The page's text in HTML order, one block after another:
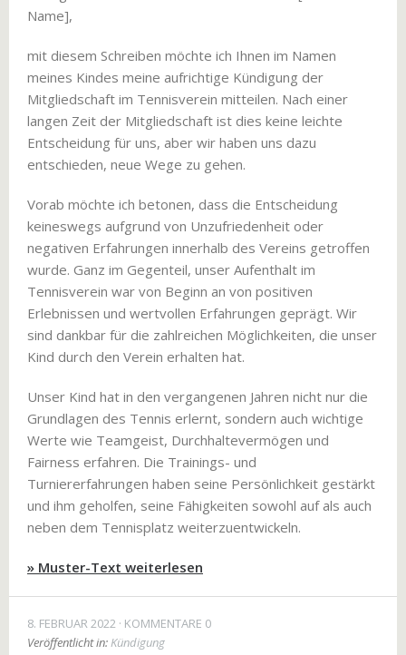
Name],
mit diesem Schreiben möchte ich Ihnen im Namen
meines Kindes meine aufrichtige Kündigung der
Mitgliedschaft im Tennisverein mitteilen. Nach einer
langen Zeit der Mitgliedschaft ist dies keine leichte
Entscheidung für uns, aber wir haben uns dazu
entschieden, neue Wege zu gehen.
Vorab möchte ich betonen, dass die Entscheidung
keineswegs aufgrund von Unzufriedenheit oder
negativen Erfahrungen innerhalb des Vereins getroffen
wurde. Ganz im Gegenteil, unser Aufenthalt im
Tennisverein war von Beginn an von positiven
Erlebnissen und wertvollen Erfahrungen geprägt. Wir
sind dankbar für die zahlreichen Möglichkeiten, die unser
Kind durch den Verein erhalten hat.
Unser Kind hat in den vergangenen Jahren nicht nur die
Grundlagen des Tennis erlernt, sondern auch wichtige
Werte wie Teamgeist, Durchhaltevermögen und
Fairness erfahren. Die Trainings- und
Turniererfahrungen haben seine Persönlichkeit gestärkt
und ihm geholfen, seine Fähigkeiten sowohl auf als auch
neben dem Tennisplatz weiterzuentwickeln.
» Muster-Text weiterlesen
8. FEBRUAR 2022 KOMMENTARE 0
Veröffentlicht in:Kündigung